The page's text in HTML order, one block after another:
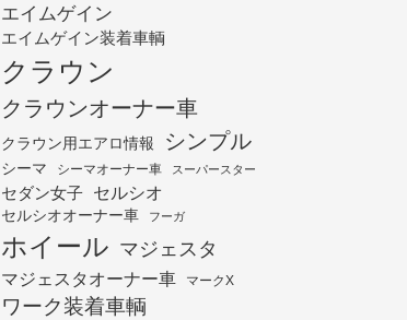
エイムゲイン
エイムゲイン装着車輌
クラウン
クラウンオーナー車
クラウン用エアロ情報 シンプル
シーマ シーマオーナー車 スーパースター
セダン女子 セルシオ
セルシオオーナー車 フーガ
ホイール マジェスタ
マジェスタオーナー車 マークX
ワーク装着車輌